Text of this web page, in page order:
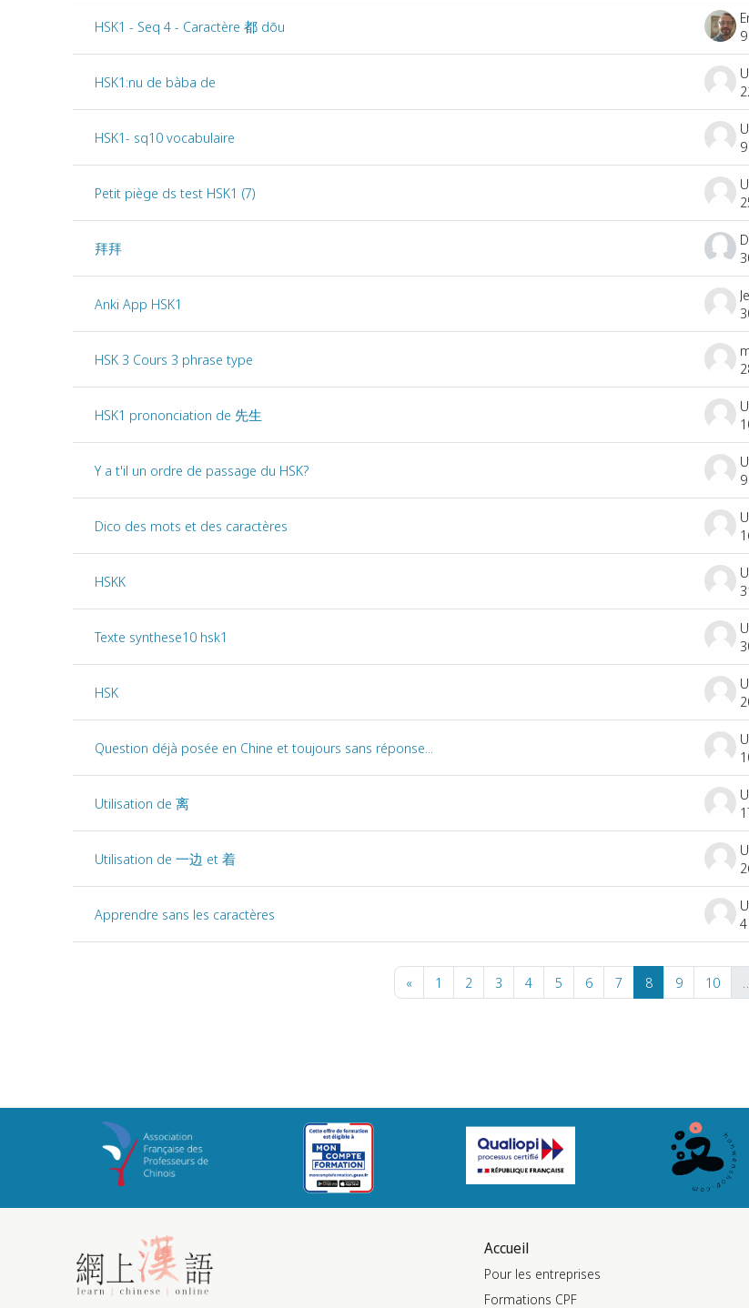
HSK1 - Seq 4 - Caractère 都 dōu
HSK1:nu de bàba de
HSK1- sq10 vocabulaire
Petit piège ds test HSK1 (7)
拜拜
Anki App HSK1
HSK 3 Cours 3 phrase type
HSK1 prononciation de 先生
Y a t'il un ordre de passage du HSK?
Dico des mots et des caractères
HSKK
Texte synthese10 hsk1
HSK
Question déjà posée en Chine et toujours sans réponse...
Utilisation de 离
Utilisation de 一边 et 着
Apprendre sans les caractères
«Page précédente
1 Page 1
2Page 2
3Page 3
4Page 4
5Page 5
6Page 6
7Page 7
8Page 8
9Page 9
10Page
Accueil
Pour les entreprises
Formations CPF